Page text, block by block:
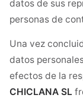
datos de sus
personas de
Una vez
datos
efectos de la
CHICLANA SL